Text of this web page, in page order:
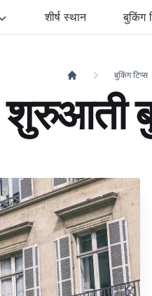
शीर्ष स्थान बुकिंग
बुकिंग टिप्स
शुरुआती